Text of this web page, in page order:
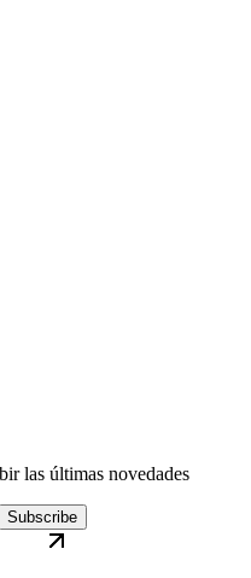
las últimas novedades
Subscribe